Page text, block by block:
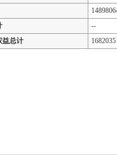
--
益总计